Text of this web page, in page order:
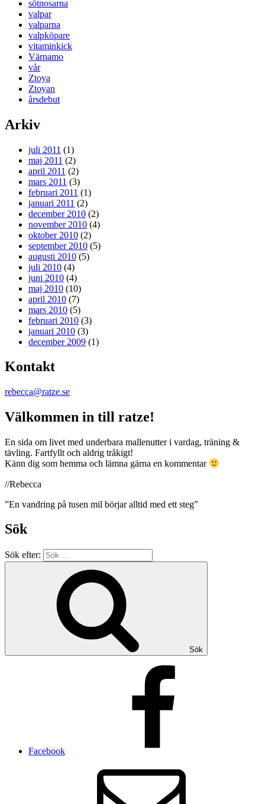
sötnosarna
valpar
valparna
valpköpare
vitaminkick
Värnamo
vår
Ztoya
Ztoyan
årsdebut
Arkiv
juli 2011 (1)
maj 2011 (2)
april 2011 (2)
mars 2011 (3)
februari 2011 (1)
januari 2011 (2)
december 2010 (2)
november 2010 (4)
oktober 2010 (2)
september 2010 (5)
augusti 2010 (5)
juli 2010 (4)
juni 2010 (4)
maj 2010 (10)
april 2010 (7)
mars 2010 (5)
februari 2010 (3)
januari 2010 (3)
december 2009 (1)
Kontakt
rebecca@ratze.se
Välkommen in till ratze!
En sida om livet med underbara mallenutter i vardag, träning &
tävling. Fartfyllt och aldrig tråkigt!
Känn dig som hemma och lämna gärna en kommentar
//Rebecca
”En vandring på tusen mil börjar alltid med ett steg”
Sök
Sök efter:
Sök
Facebook